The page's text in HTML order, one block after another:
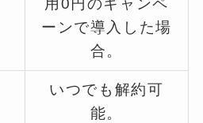
用0円のキャンペ
ーンで導入した場
合。
いつでも解約可
能。